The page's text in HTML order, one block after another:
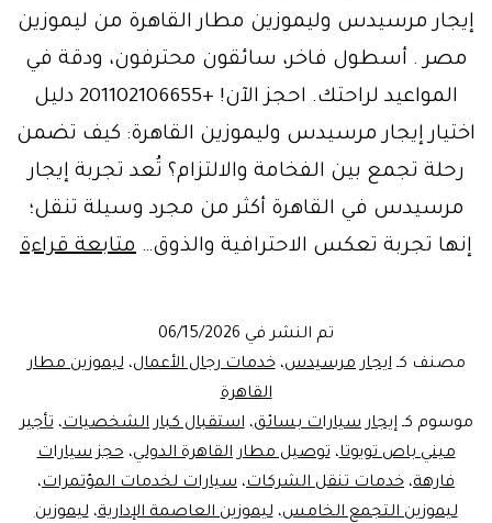
إيجار مرسيدس وليموزين مطار القاهرة من ليموزين
مصر . أسطول فاخر، سائقون محترفون، ودقة في
المواعيد لراحتك. احجز الآن! +201102106655 دليل
اختيار إيجار مرسيدس وليموزين القاهرة: كيف تضمن
رحلة تجمع بين الفخامة والالتزام؟ تُعد تجربة إيجار
مرسيدس في القاهرة أكثر من مجرد وسيلة تنقل؛
إنها تجربة تعكس الاحترافية والذوق… متابعة قراءة
تم النشر في 06/15/2026
مصنف كـايجار مرسيدس،خدمات رجال الأعمال،ليموزين مطار
القاهرة
موسوم كـإيجار سيارات بسائق،استقبال كبار الشخصيات،تأجير
ميني باص تويوتا،توصيل مطار القاهرة الدولي،حجز سيارات
فارهة، خدمات تنقل الشركات، سيارات لخدمات المؤتمرات،
ليموزين التجمع الخامس،ليموزين العاصمة الإدارية،ليموزين